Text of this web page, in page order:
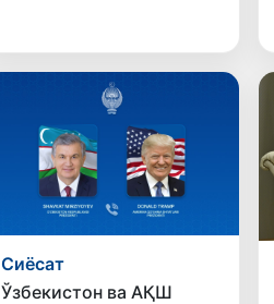
Сиёсат
Ўзбекистон ва АҚШ